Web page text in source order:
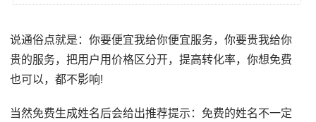
说通俗点就是：你要便宜我给你便宜服务，你要贵我给你
贵的服务，把用户用价格区分开，提高转化率，你想免费
也可以，都不影响!
当然免费生成姓名后会给出推荐提示：免费的姓名不一定